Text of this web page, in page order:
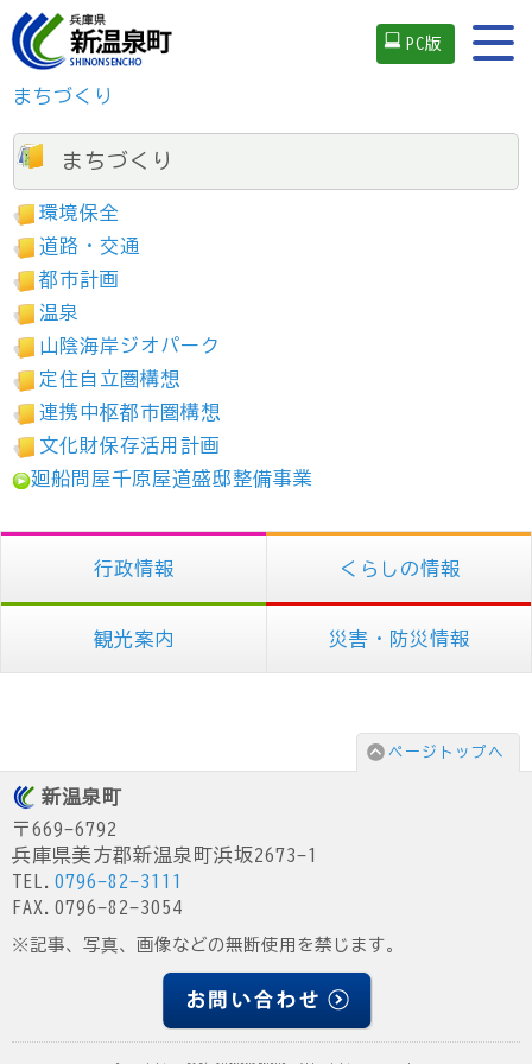
PC版
まちづくり
まちづくり
環境保全
道路・交通
都市計画
温泉
山陰海岸ジオパーク
定住自立圏構想
連携中枢都市圏構想
文化財保存活用計画
廻船問屋千原屋道盛邸整備事業
行政情報 くらしの情報
観光案内 災害・防災情報
ページトップへ
新温泉町
〒669-6792
兵庫県美方郡新温泉町浜坂2673-1
TEL. 0796-82-3111
FAX.0796-82-3054
※記事、写真、画像などの無断使用を禁じます。